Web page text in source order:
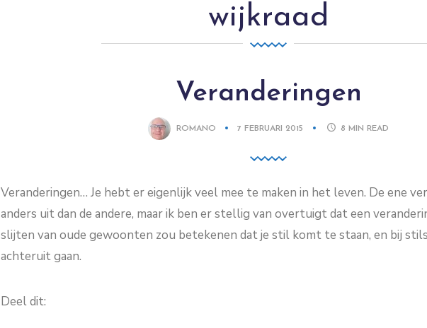
wijkraad
Veranderingen
ROMANO 7 FEBRUARI 2015 8 MIN READ
Veranderingen… Je hebt er eigenlijk veel mee te maken in het leven. De ene
anders uit dan de andere, maar ik ben er stellig van overtuigt dat een
slijten van oude gewoonten zou betekenen dat je stil komt te staan, en bij
achteruit gaan.
Deel dit: